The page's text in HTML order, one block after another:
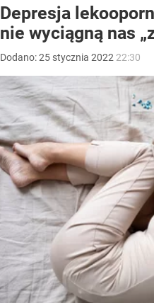
Depresja
nie wyciągną nas
Dodano:25 stycznia 2022 22:30